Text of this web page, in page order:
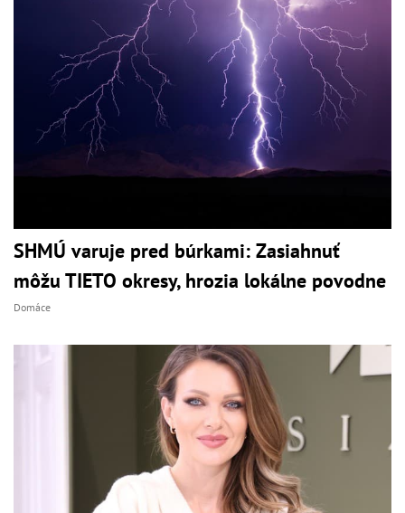
SHMÚ varuje pred búrkami: Zasiahnuť
môžu TIETO okresy, hrozia lokálne povodne
Domáce